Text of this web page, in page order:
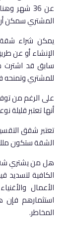
عن 36
المشتري سمكن أن
يمكن شراء
الإنشاء أو عن
سابق قد اشترت
للمشتري وتمنحه
على الرغم من
أنها تعتبر قليلة
تعتبر شقق
الشقة ستكون
هل من يشتري
الكافية لتسديد
الأعمال
استثمارهم فإن
المخاطر.